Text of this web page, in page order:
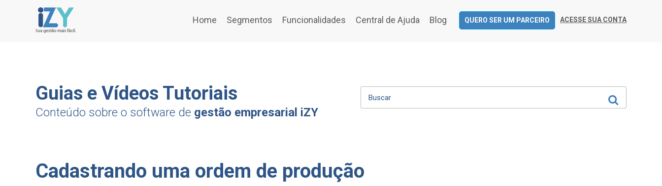
Home Segmentos Funcionalidades Central de Ajuda Blog QUERO SER UM PARCEIRO ACESSE SUA CONTA
Guias e Vídeos Tutoriais
Conteúdo sobre o software de gestão empresarial iZY
Cadastrando uma ordem de produção